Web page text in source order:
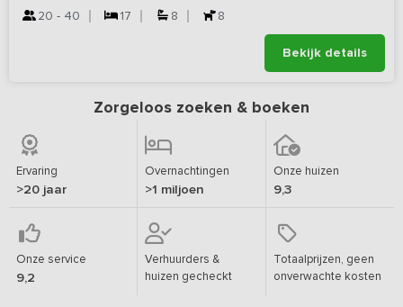
20 - 40 17 8 8
Bekijk details
Zorgeloos zoeken & boeken
Ervaring
>20 jaar
Overnachtingen
>1 miljoen
Onze huizen
9,3
Onze service
9,2
Verhuurders &
huizen gecheckt
Totaalprijzen, geen
onverwachte kosten